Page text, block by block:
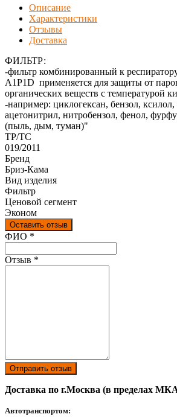
Описание
Характеристики
Отзывы
Доставка
ФИЛЬТР:
-фильтр комбинированный к
A1P1D применяется для защиты от
органических веществ с температурой
-например: циклогексан, бензол,
ацетонитрил, нитробензол, фенол,
(пыль, дым, туман)"
ТР/ТС
019/2011
Бренд
Бриз-Кама
Вид изделия
Фильтр
Ценовой сегмент
Эконом
Оставить отзыв
Ваш отзыв был отправлен!
ФИО *
Отзыв *
Отправить отзыв
Доставка по г.Москва (в пределах
Автотранспортом: